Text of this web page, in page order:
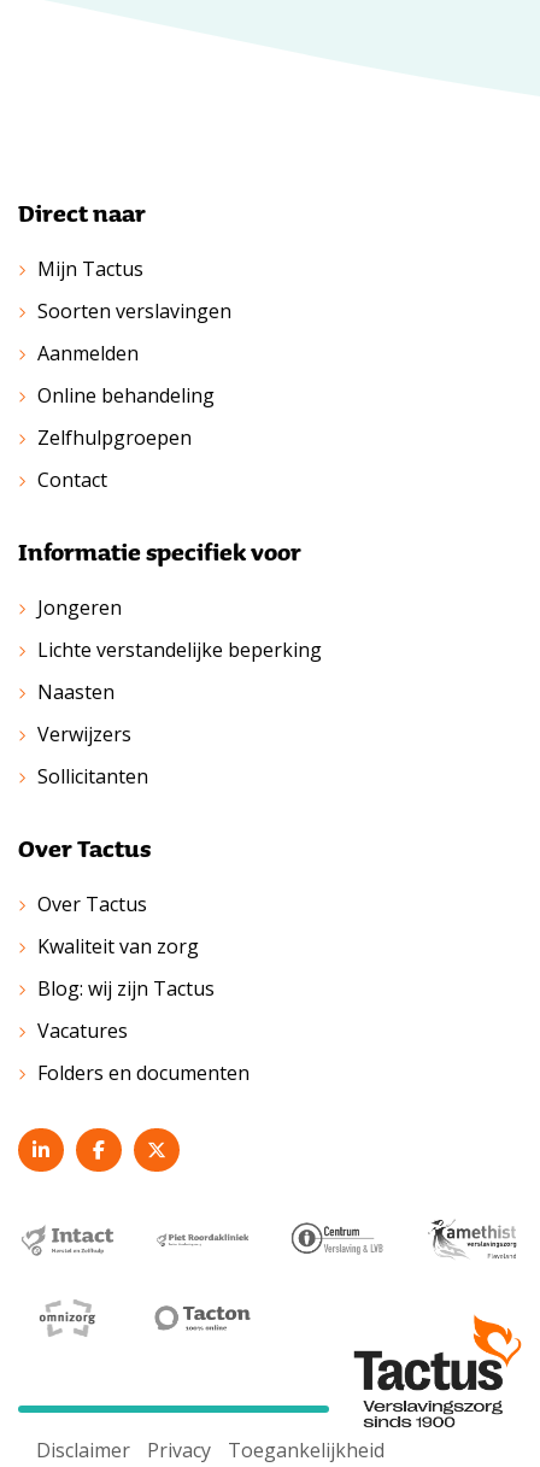
Direct naar
Mijn Tactus
Soorten verslavingen
Aanmelden
Online behandeling
Zelfhulpgroepen
Contact
Informatie specifiek voor
Jongeren
Lichte verstandelijke beperking
Naasten
Verwijzers
Sollicitanten
Over Tactus
Over Tactus
Kwaliteit van zorg
Blog: wij zijn Tactus
Vacatures
Folders en documenten
Disclaimer Privacy Toegankelijkheid